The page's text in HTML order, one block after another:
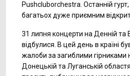
Pushcluborchestra. Останній
багатьох дуже приємним
31 липня концерти на Денній та
відбулися. В цей день в країні
жалоби за загиблими гірниками
Донецькій та Луганській